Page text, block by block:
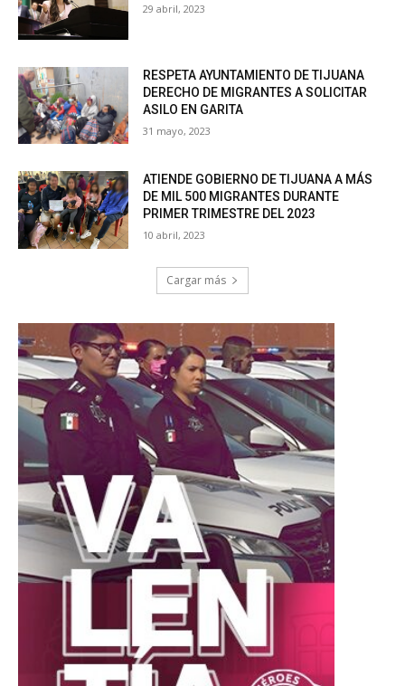
29 abril, 2023
RESPETA AYUNTAMIENTO DE TIJUANA
DERECHO DE MIGRANTES A SOLICITAR
ASILO EN GARITA
31 mayo, 2023
ATIENDE GOBIERNO DE TIJUANA A MÁS
DE MIL 500 MIGRANTES DURANTE
PRIMER TRIMESTRE DEL 2023
10 abril, 2023
Cargar más